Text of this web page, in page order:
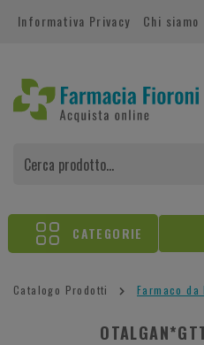
Informativa Privacy Chi siamo
CATEGORIE
Catalogo Prodotti Farmaco da